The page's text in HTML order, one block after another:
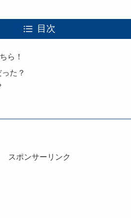
目次
ら！
た？
スポンサーリンク